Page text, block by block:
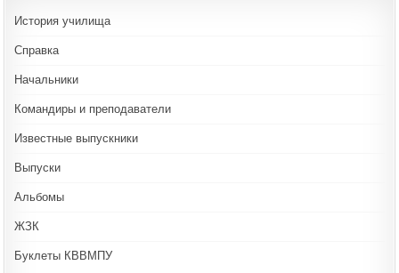
История училища
Справка
Начальники
Командиры и преподаватели
Известные выпускники
Выпуски
Альбомы
ЖЗК
Буклеты КВВМПУ